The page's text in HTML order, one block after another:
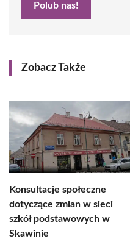
Polub nas!
Zobacz Także
Konsultacje społeczne
dotyczące zmian w sieci
szkół podstawowych w
Skawinie